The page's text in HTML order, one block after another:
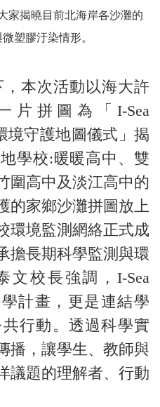
家揭曉目前北海岸各沙灘的
塑膠汙染情形。
本次活動以海大許
片拼圖為「I-Sea
境守護地圖儀式」揭
學校:暖暖高中、雙
圍高中及淡江高中的
的家鄉沙灘拼圖放上
環境監測網絡正式成
擔長期科學監測與環
文校長強調，I-Sea
計畫，更是連結學
行動。透過科學實
播，讓學生、教師與
議題的理解者、行動